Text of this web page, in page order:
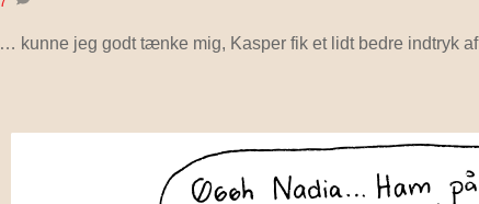
… kunne jeg godt tænke mig, Kasper fik et lidt bedre indtryk